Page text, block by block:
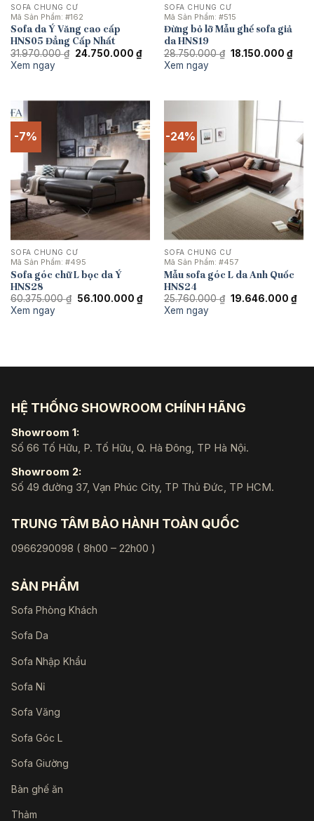
SOFA CHUNG CƯ
Mã Sản Phẩm: #162
Sofa da Ý Văng cao cấp
HNS05 Đẳng Cấp Nhất
31.970.000₫ Giá
24.750.000 ₫Giá
hiện
Xem ngay
SOFA CHUNG CƯ
Mã Sản Phẩm: #515
Đừng bỏ lỡ Mẫu ghế sofa giả
da HNS19
28.750.000₫ Giá
18.150.000 ₫Giá
hiện
Xem ngay
-7%
SOFA CHUNG CƯ
Mã Sản Phẩm: #495
Sofa góc chữ L bọc da Ý
HNS28
60.375.000₫ Giá
56.100.000 ₫Giá
hiện
Xem ngay
-24%
SOFA CHUNG CƯ
Mã Sản Phẩm: #457
Mẫu sofa góc L da Anh Quốc
HNS24
25.760.000₫ Giá
19.646.000 ₫Giá
Xem ngay
HỆ THỐNG SHOWROOM CHÍNH HÃNG
Showroom 1:
Số 66 Tố Hữu, P. Tố Hữu, Q. Hà Đông, TP Hà Nội.
Showroom 2:
Số 49 đường 37, Vạn Phúc City, TP Thủ Đức, TP HCM.
TRUNG TÂM BẢO HÀNH TOÀN QUỐC
0966290098 ( 8h00 – 22h00 )
SẢN PHẨM
Sofa Phòng Khách
Sofa Da
Sofa Nhập Khẩu
Sofa Nỉ
Sofa Văng
Sofa Góc L
Sofa Giường
Bàn ghế ăn
Thảm